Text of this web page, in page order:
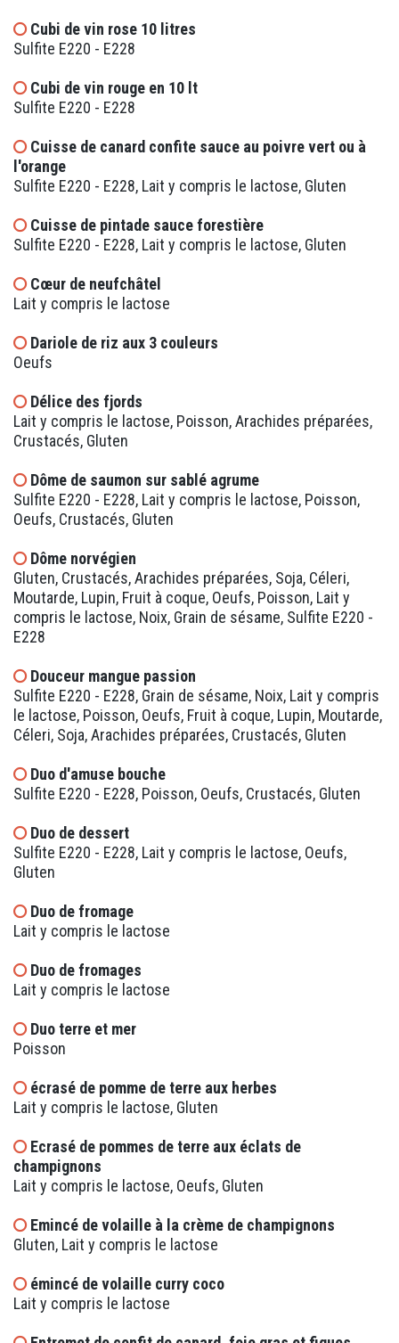
Cubi de vin rose 10 litres
Sulfite E220 - E228
Cubi de vin rouge en 10 lt
Sulfite E220 - E228
Cuisse de canard confite sauce au poivre vert ou à
l'orange
Sulfite E220 - E228, Lait y compris le lactose, Gluten
Cuisse de pintade sauce forestière
Sulfite E220 - E228, Lait y compris le lactose, Gluten
Cœur de neufchâtel
Lait y compris le lactose
Dariole de riz aux 3 couleurs
Oeufs
Délice des fjords
Lait y compris le lactose, Poisson, Arachides préparées,
Crustacés, Gluten
Dôme de saumon sur sablé agrume
Sulfite E220 - E228, Lait y compris le lactose, Poisson,
Oeufs, Crustacés, Gluten
Dôme norvégien
Gluten, Crustacés, Arachides préparées, Soja, Céleri,
Moutarde, Lupin, Fruit à coque, Oeufs, Poisson, Lait y
compris le lactose, Noix, Grain de sésame, Sulfite E220 -
E228
Douceur mangue passion
Sulfite E220 - E228, Grain de sésame, Noix, Lait y compris
le lactose, Poisson, Oeufs, Fruit à coque, Lupin, Moutarde,
Céleri, Soja, Arachides préparées, Crustacés, Gluten
Duo d'amuse bouche
Sulfite E220 - E228, Poisson, Oeufs, Crustacés, Gluten
Duo de dessert
Sulfite E220 - E228, Lait y compris le lactose, Oeufs,
Gluten
Duo de fromage
Lait y compris le lactose
Duo de fromages
Lait y compris le lactose
Duo terre et mer
Poisson
écrasé de pomme de terre aux herbes
Lait y compris le lactose, Gluten
Ecrasé de pommes de terre aux éclats de
champignons
Lait y compris le lactose, Oeufs, Gluten
Emincé de volaille à la crème de champignons
Gluten, Lait y compris le lactose
émincé de volaille curry coco
Lait y compris le lactose